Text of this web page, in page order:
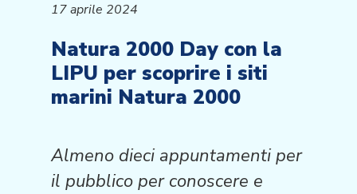
17 aprile 2024
Natura 2000 Day con la
LIPU per scoprire i siti
marini Natura 2000
Almeno dieci appuntamenti per
il pubblico per conoscere e